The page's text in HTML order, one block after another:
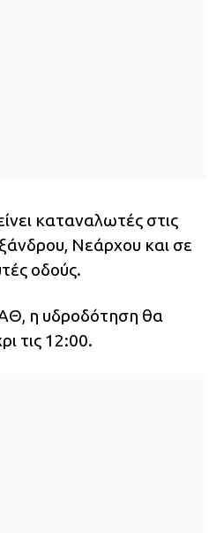
καταναλωτές στις
Νεάρχου και σε
οδούς.
η υδροδότηση θα
τις 12:00.